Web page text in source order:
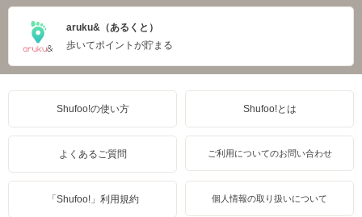
aruku&（あるくと）
歩いてポイントが貯まる
Shufoo!の使い方 Shufoo!とは
よくあるご質問 ご利用についてのお問い合わせ
「Shufoo!」利用規約 個人情報の取り扱いについて